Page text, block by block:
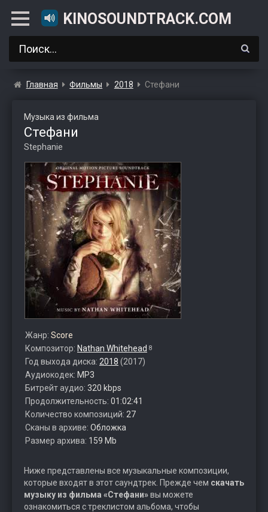
KINOSOUNDTRACK.COM
Главная Фильмы 2018 Стефани
Музыка из фильма
Стефани
Stephanie
Жанр: Score
Композитор: Nathan Whitehead 8
Год выхода диска: 2018 (2017)
Аудиокодек: MP3
Битрейт аудио: 320 kbps
Продолжительность: 01:02:41
Количество композиций: 27
Сканы в архиве: Обложка
Размер архива: 159 Mb
Ниже представлены все музыкальные композиции,
которые входят в этот саундтрек. Прежде чем скачать
музыку из фильма «Стефани»вы можете
ознакомиться с треклистом альбома, чтобы